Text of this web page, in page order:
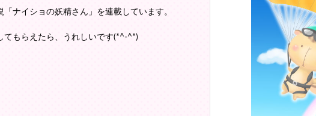
ナイショの妖精さん」を連載しています。
てもらえたら、うれしいです(*^-^*)